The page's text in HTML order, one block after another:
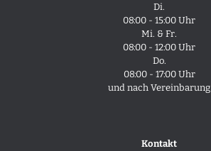
Di.
08:00 - 15:00 Uhr
Mi. & Fr.
08:00 - 12:00 Uhr
Do.
08:00 - 17:00 Uhr
und nach Vereinbarung
Kontakt